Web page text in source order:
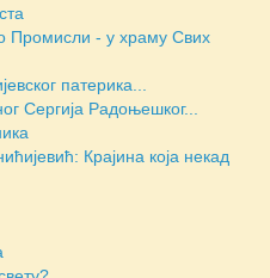
Промисли - у храму Свих
патерика...
Сергија Радоњешког...
Крајина која некад